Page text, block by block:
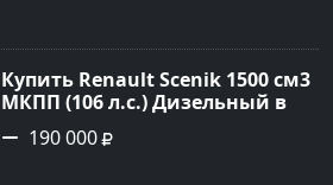
Авторынок23
Купить Renault Scenik 1500 см3
МКПП (106 л.с.) Дизельный в
Белореченск: цвет Голубой
Универсал 2007 года по цене
190 000